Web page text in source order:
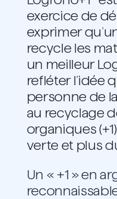
exercice de
exprimer
recycle les
un meilleur
refléter l’idée
personne de
au recyclage
organiques
verte et plus
Un « +1 » en